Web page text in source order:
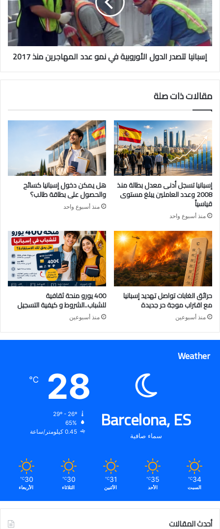
إسبانيا تتصدر الدول الأوروبية في نمو عدد المهاجرين منذ 2017
مقالات ذات صلة
إسبانيا تسجل أدنى معدل بطالة منذ
2008 وعدد العاملين يبلغ مستوى
قياسياً
منذ أسبوع واحد
هل يمكن دخول إسبانيا كسائح
والحصول على بطاقة طالب؟
منذ أسبوع واحد
حرائق الغابات تواصل تهديد إسبانيا
مع اقتراب موجة حر جديدة
منذ أسبوعين
400 يورو منحة ثقافية
للشباب..الشروط و كيفية التسجيل
منذ أسبوعين
Weather
Barcelona, ES
سماء صافية
28
℃
65%
0.45 كيلومتر/ساعة
34
℃
السبت
35
℃
الأحد
31
℃
الأثنين
30
℃
الثلاثاء
30
℃
الأربعاء
أحدث المقالات